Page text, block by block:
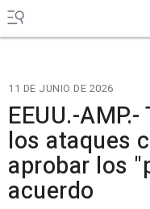
11 DE JUNIO DE 2026
EEUU.-
los ataques
aprobar los
acuerdo